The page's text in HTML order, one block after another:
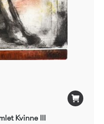
Kvinne III